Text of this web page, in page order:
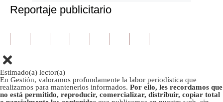
Reportaje publicitario
Estimado(a) lector(a)
En Gestión, valoramos profundamente la labor periodística que
realizamos para mantenerlos informados. Por ello, les recordamos que
no está permitido, reproducir, comercializar, distribuir, copiar total